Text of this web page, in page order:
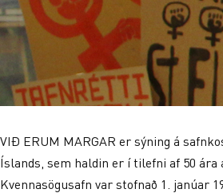
VIÐ ERUM MARGAR er sýning á
Íslands, sem haldin er í tilefni af 50 ára
Kvennasögusafn var stofnað 1. janúar